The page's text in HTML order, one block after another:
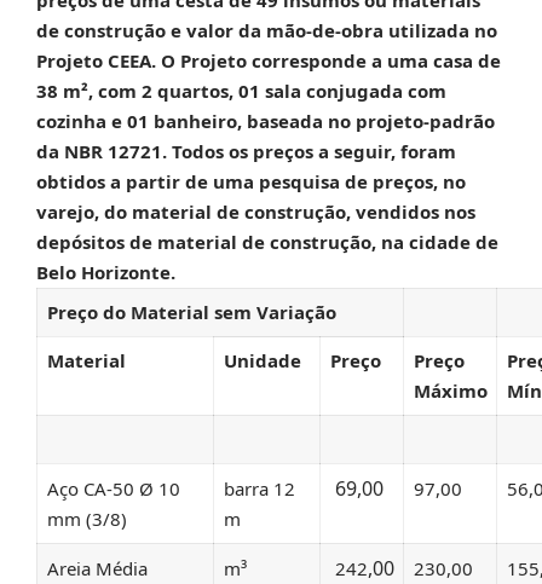
de construção e valor da mão-de-obra utilizada no
Projeto CEEA. O Projeto corresponde a uma casa de
38 m², com 2 quartos, 01 sala conjugada com
cozinha e 01 banheiro, baseada no projeto-padrão
da NBR 12721. Todos os preços a seguir, foram
obtidos a partir de uma pesquisa de preços, no
varejo, do material de construção, vendidos nos
depósitos de material de construção, na cidade de
Belo Horizonte.
Preço do Material sem Variação
Material
Unidade Preço
Preço
Máximo
Aço CA-50 Ø 10
mm (3/8)
barra 12
m
69,00 97,00
Areia Média m³ 242,00 230,00